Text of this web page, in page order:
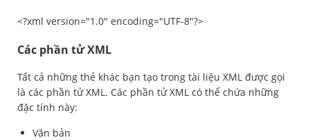
<?xml version="1.0" encoding="UTF-8"?>
Các phần tử XML
Tất cả những thẻ khác bạn tạo trong tài liệu XML được gọi
là các phần tử XML. Các phần tử XML có thể chứa những
đặc tính này:
Văn bản